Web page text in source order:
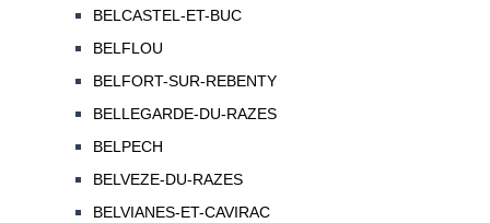
BELCASTEL-ET-BUC
BELFLOU
BELFORT-SUR-REBENTY
BELLEGARDE-DU-RAZES
BELPECH
BELVEZE-DU-RAZES
BELVIANES-ET-CAVIRAC